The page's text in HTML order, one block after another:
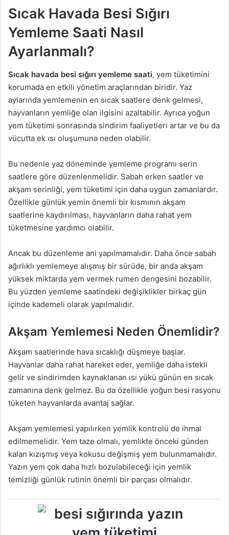
Sıcak Havada Besi Sığırı
Yemleme Saati Nasıl
Ayarlanmalı?
Sıcak havada besi sığırı yemleme saati, yem tüketimini
korumada en etkili yönetim araçlarından biridir. Yaz
aylarında yemlemenin en sıcak saatlere denk gelmesi,
hayvanların yemliğe olan ilgisini azaltabilir. Ayrıca yoğun
yem tüketimi sonrasında sindirim faaliyetleri artar ve bu da
vücutta ek ısı oluşumuna neden olabilir.
Bu nedenle yaz döneminde yemleme programı serin
saatlere göre düzenlenmelidir. Sabah erken saatler ve
akşam serinliği, yem tüketimi için daha uygun zamanlardır.
Özellikle günlük yemin önemli bir kısmının akşam
saatlerine kaydırılması, hayvanların daha rahat yem
tüketmesine yardımcı olabilir.
Ancak bu düzenleme ani yapılmamalıdır. Daha önce sabah
ağırlıklı yemlemeye alışmış bir sürüde, bir anda akşam
yüksek miktarda yem vermek rumen dengesini bozabilir.
Bu yüzden yemleme saatindeki değişiklikler birkaç gün
içinde kademeli olarak yapılmalıdır.
Akşam Yemlemesi Neden Önemlidir?
Akşam saatlerinde hava sıcaklığı düşmeye başlar.
Hayvanlar daha rahat hareket eder, yemliğe daha istekli
gelir ve sindirimden kaynaklanan ısı yükü günün en sıcak
zamanına denk gelmez. Bu da özellikle yoğun besi rasyonu
tüketen hayvanlarda avantaj sağlar.
Akşam yemlemesi yapılırken yemlik kontrolü de ihmal
edilmemelidir. Yem taze olmalı, yemlikte önceki günden
kalan kızışmış veya kokusu değişmiş yem bulunmamalıdır.
Yazın yem çok daha hızlı bozulabileceği için yemlik
temizliği günlük rutinin önemli bir parçası olmalıdır.